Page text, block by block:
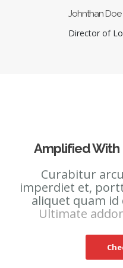
Johnthan Doe
Director of
Amplified
Curabitur
imperdiet et,
aliquet quam
Ultimate